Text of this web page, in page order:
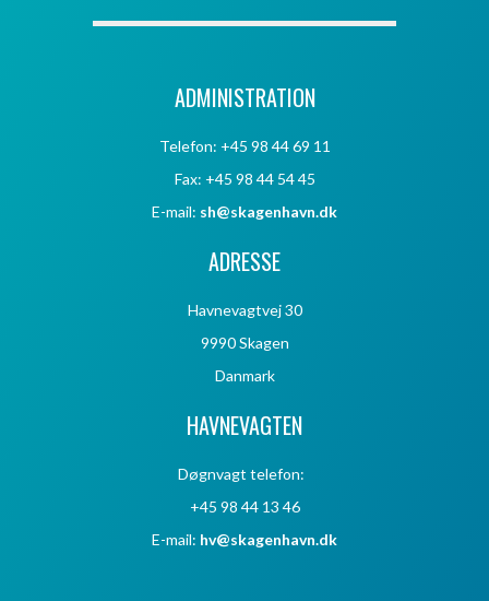
ADMINISTRATION
Telefon: +45 98 44 69 11
Fax: +45 98 44 54 45
E-mail: sh@skagenhavn.dk
ADRESSE
Havnevagtvej 30
9990 Skagen
Danmark
HAVNEVAGTEN
Døgnvagt telefon:
+45 98 44 13 46
E-mail: hv@skagenhavn.dk